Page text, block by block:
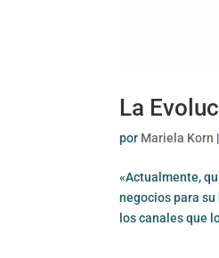
La
por Mariela Korn
«Actualmente,
negocios para
los canales que